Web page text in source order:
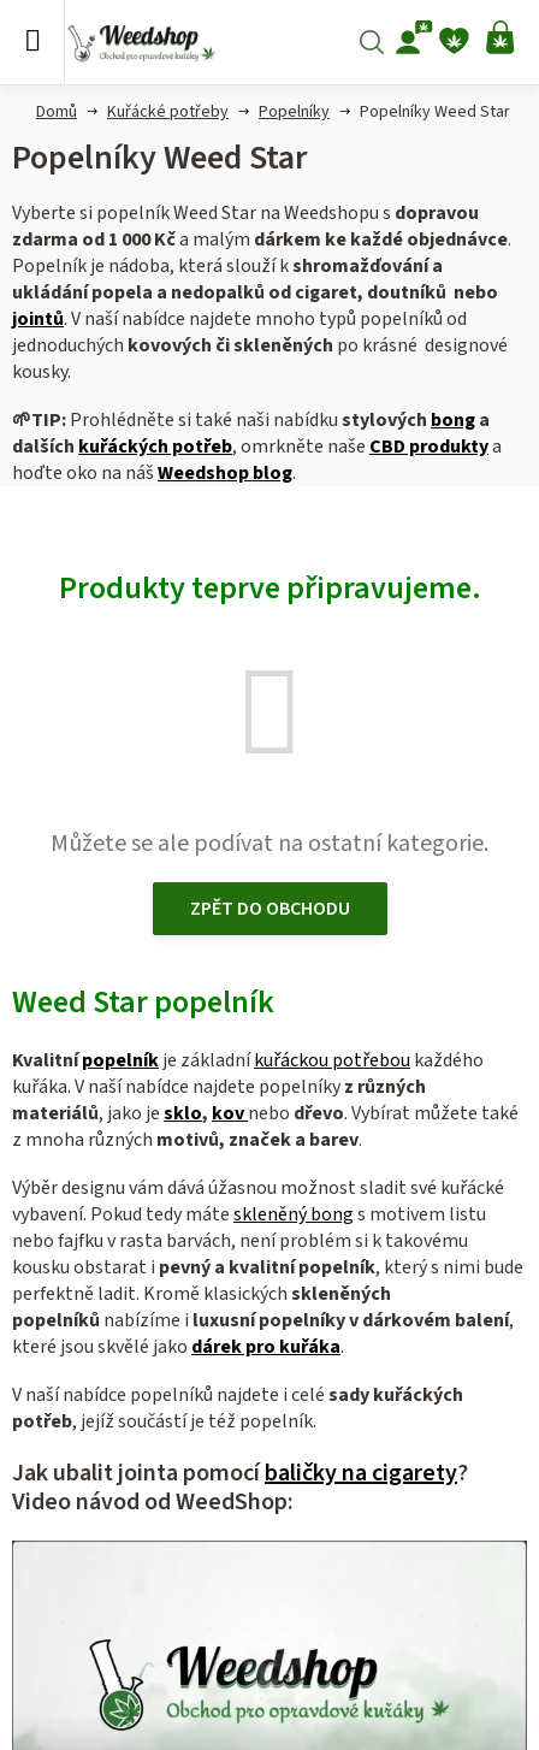
Hledat
Domů Kuřácké potřeby Popelníky Popelníky Weed Star
Popelníky Weed Star
Vyberte si popelník Weed Star na Weedshopu s dopravou
zdarma od 1 000 Kča malým dárkem ke každé objednávce.
Popelník je nádoba, která slouží kshromažďování a
ukládání popela a nedopalků od cigaret, doutníků nebo
jointů.V naší nabídce najdete mnoho typů popelníků od
jednoduchých kovových či skleněných po krásné designové
kousky.
🌱TIP:Prohlédněte si také naši nabídkustylových bonga
dalších kuřáckých potřeb, omrkněte naše CBD produktya
hoďte oko na nášWeedshop blog.
Produkty teprve připravujeme.
Můžete se ale podívat na ostatní kategorie.
ZPĚT DO OBCHODU
Weed Star popelník
Kvalitnípopelníkje základníkuřáckou potřebou každého
kuřáka. V naší nabídce najdete popelníkyz různých
materiálů, jako jesklo, kovnebo dřevo. Vybírat můžete také
z mnoha různých motivů, značek a barev.
Výběr designu vám dává úžasnou možnost sladit své kuřácké
vybavení. Pokud tedy máteskleněný bongs motivem listu
nebo fajfku v rasta barvách, není problém si k takovému
kousku obstarat i pevný a kvalitnípopelník, který s nimi bude
perfektně ladit. Kromě klasickýchskleněných
popelníků nabízíme i luxusní popelníky v dárkovém balení,
které jsou skvělé jako dárek pro kuřáka.
V naší nabídce popelníků najdete i celésady kuřáckých
potřeb, jejíž součástí je též popelník.
Jak ubalit jointa pomocíbaličky na cigarety?
Video návod od WeedShop: